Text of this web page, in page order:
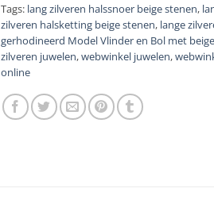
Tags: lang zilveren halssnoer beige stenen,
zilveren halsketting beige stenen, lange
gerhodineerd Model Vlinder en Bol met
zilveren juwelen,webwinkel juwelen,
online